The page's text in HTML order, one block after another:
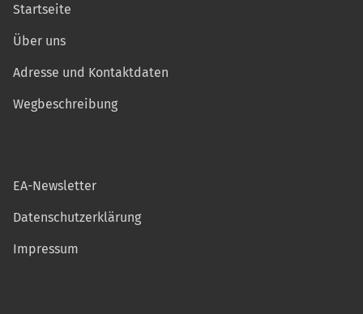
Startseite
Über uns
Adresse und Kontaktdaten
Wegbeschreibung
EA-Newsletter
Datenschutzerklärung
Impressum